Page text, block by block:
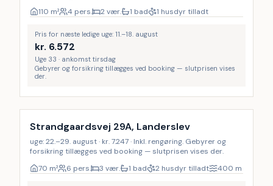
110 m² 4 pers. 2 vær. 1 bad 1 husdyr tilladt
Pris for næste ledige uge: 11.–18. august
kr. 6.572
Uge 33 · ankomst tirsdag
Gebyrer og forsikring tillægges ved booking — slutprisen vises
der.
Inkl. rengøring
Strandgaardsvej 29A, Landerslev
uge: 22.–29. august · kr. 7.247 · Inkl. rengøring. Gebyrer og
forsikring tillægges ved booking — slutprisen vises der.
70 m² 6 pers. 3 vær. 1 bad 2 husdyr tilladt 400 m